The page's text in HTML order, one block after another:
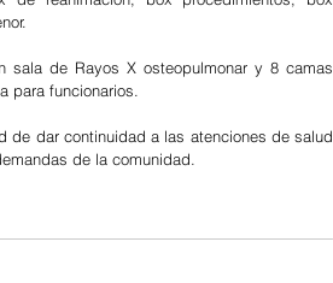
sala de Rayos X osteopulmonar y 8 camas
para funcionarios.
de dar continuidad a las atenciones de salud
de la comunidad.